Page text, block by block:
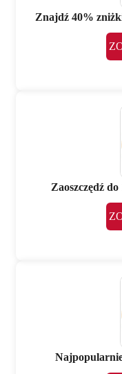
Znajdź 40%
Zaoszczędź